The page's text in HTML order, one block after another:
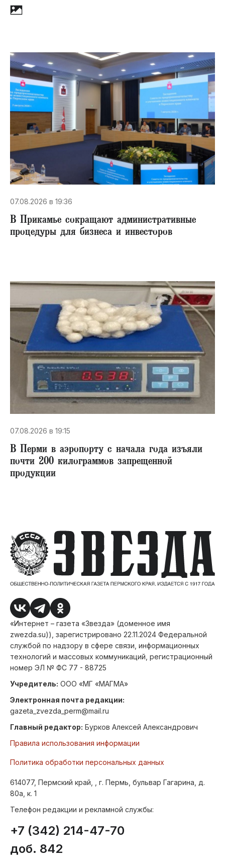
07.08.2026 в 19:36
В Прикамье сокращают административные
процедуры для бизнеса и инвесторов
07.08.2026 в 19:15
В Перми в аэропорту с начала года изъяли
почти 200 килограммов запрещенной
продукции
«Интернет – газета «Звезда» (доменное имя
zwezda.su)), зарегистрировано 22.11.2024 Федеральной
службой по надзору в сфере связи, информационных
технологий и массовых коммуникаций, регистрационный
номер ЭЛ № ФС 77 - 88725
Учредитель: ООО «МГ «МАГМА»
Электронная почта редакции:
gazeta_zvezda_perm@mail.ru
Главный редактор: Бурков Алексей Александрович
Правила использования информации
Политика обработки персональных данных
614077, Пермский край, , г. Пермь, бульвар Гагарина, д.
80а, к. 1
Телефон редакции и рекламной службы:
+7 (342) 214-47-70
доб. 842